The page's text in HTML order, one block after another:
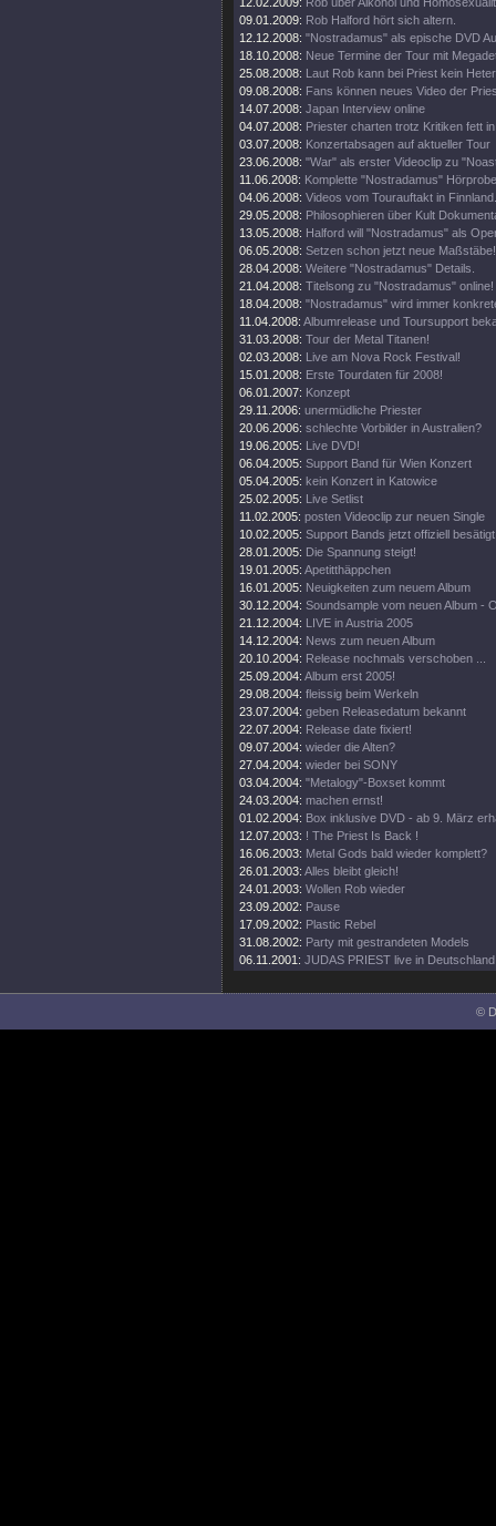
09.01.2009: Rob Halford hört sich altern.
12.12.2008: "Nostradamus" als epische DVD
18.10.2008: Neue Termine der Tour mit
25.08.2008: Laut Rob kann bei Priest kein
09.08.2008: Fans können neues Video der
14.07.2008: Japan Interview online
04.07.2008: Priester charten trotz Kritiken fett
03.07.2008: Konzertabsagen auf aktueller Tour
23.06.2008: "War" als erster Videoclip zu
11.06.2008: Komplette "Nostradamus"
04.06.2008: Videos vom Tourauftakt in Finnland.
29.05.2008: Philosophieren über Kult
13.05.2008: Halford will "Nostradamus" als
06.05.2008: Setzen schon jetzt neue Maßstäbe!
28.04.2008: Weitere "Nostradamus" Details.
21.04.2008: Titelsong zu "Nostradamus" online!
18.04.2008: "Nostradamus" wird immer
11.04.2008: Albumrelease und Toursupport
31.03.2008: Tour der Metal Titanen!
02.03.2008: Live am Nova Rock Festival!
15.01.2008: Erste Tourdaten für 2008!
06.01.2007: Konzept
29.11.2006: unermüdliche Priester
20.06.2006: schlechte Vorbilder in Australien?
19.06.2005: Live DVD!
06.04.2005: Support Band für Wien Konzert
05.04.2005: kein Konzert in Katowice
25.02.2005: Live Setlist
11.02.2005: posten Videoclip zur neuen Single
10.02.2005: Support Bands jetzt offiziell besätigt
28.01.2005: Die Spannung steigt!
19.01.2005: Apetitthäppchen
16.01.2005: Neuigkeiten zum neuem Album
30.12.2004: Soundsample vom neuen Album -
21.12.2004: LIVE in Austria 2005
14.12.2004: News zum neuen Album
20.10.2004: Release nochmals verschoben ...
25.09.2004: Album erst 2005!
29.08.2004: fleissig beim Werkeln
23.07.2004: geben Releasedatum bekannt
22.07.2004: Release date fixiert!
09.07.2004: wieder die Alten?
27.04.2004: wieder bei SONY
03.04.2004: "Metalogy"-Boxset kommt
24.03.2004: machen ernst!
01.02.2004: Box inklusive DVD - ab 9. März
12.07.2003: ! The Priest Is Back !
16.06.2003: Metal Gods bald wieder komplett?
26.01.2003: Alles bleibt gleich!
24.01.2003: Wollen Rob wieder
23.09.2002: Pause
17.09.2002: Plastic Rebel
31.08.2002: Party mit gestrandeten Models
06.11.2001: JUDAS PRIEST live in Deutschland
©